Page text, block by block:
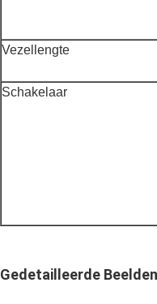
Vezellengte
Schakelaar
Gedetailleerde Beelden